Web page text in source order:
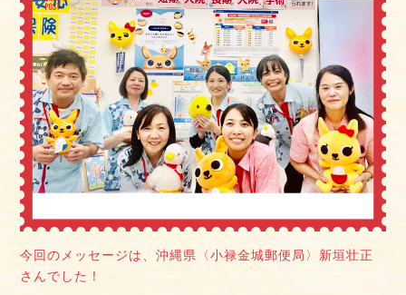
今回のメッセージは、沖縄県〈小禄金城郵便局〉新垣壮正
さんでした！